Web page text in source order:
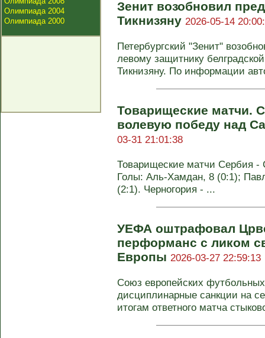
Олимпиада 2004
Олимпиада 2000
Зенит возобновил
Тикнизяну 2026-05-14
Петербургский "Зенит"
левому защитнику
Тикнизяну. По информации
Товарищеские матчи.
волевую победу над
03-31 21:01:38
Товарищеские матчи Сербия -
Голы: Аль-Хамдан, 8 (0:1);
(2:1). Черногория - ...
УЕФА оштрафовал
перформанс с ликом
Европы 2026-03-27 22:59:13
Союз европейских
дисциплинарные санкции на
итогам ответного матча